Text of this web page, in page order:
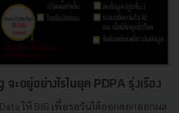
อยู่อย่างไรในยุค PDPA รุ่งเรือง
ให้ BIG เพื่อรอวันได้ออกดอกออกผล